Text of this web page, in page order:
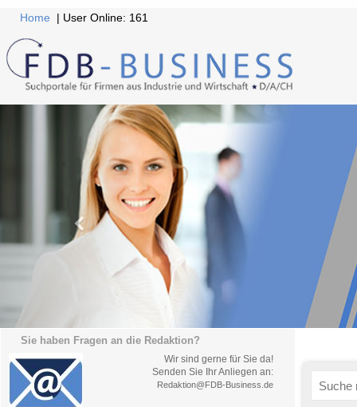
Home | User Online: 161
Sie haben Fragen an die Redaktion?
Wir sind gerne für Sie da!
Senden Sie Ihr Anliegen an:
Redaktion@FDB-Business.de